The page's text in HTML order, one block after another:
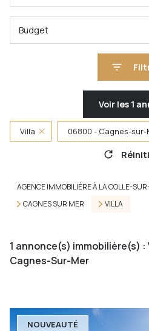
Budget
Voir les 1
Villa 06800 - Cagnes-sur-
AGENCE IMMOBILIÈRE À LA COLLE-
CAGNES SUR MER
VILLA
1 annonce(s) immobilière(s) :
Cagnes-Sur-Mer
NOUVEAUTÉ